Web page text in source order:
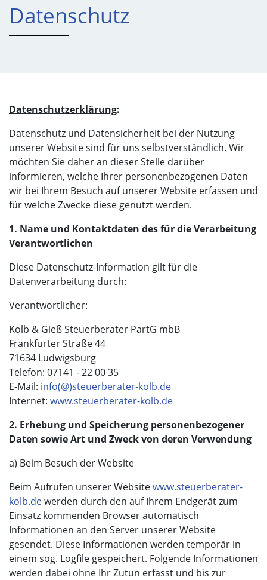
Datenschutz
Datenschutzerklärung:
Datenschutz und Datensicherheit bei der Nutzung
unserer Website sind für uns selbstverständlich. Wir
möchten Sie daher an dieser Stelle darüber
informieren, welche Ihrer personenbezogenen Daten
wir bei Ihrem Besuch auf unserer Website erfassen und
für welche Zwecke diese genutzt werden.
1. Name und Kontaktdaten des für die Verarbeitung
Verantwortlichen
Diese Datenschutz-Information gilt für die
Datenverarbeitung durch:
Verantwortlicher:
Kolb & Gieß Steuerberater PartG mbB
Frankfurter Straße 44
71634 Ludwigsburg
Telefon: 07141 - 22 00 35
E-Mail: info(@)steuerberater-kolb.de
Internet: www.steuerberater-kolb.de
2. Erhebung und Speicherung personenbezogener
Daten sowie Art und Zweck von deren Verwendung
a) Beim Besuch der Website
Beim Aufrufen unserer Websitewww.steuerberater-
kolb.dewerden durch den auf Ihrem Endgerät zum
Einsatz kommenden Browser automatisch
Informationen an den Server unserer Website
gesendet. Diese Informationen werden temporär in
einem sog. Logfile gespeichert. Folgende Informationen
werden dabei ohne Ihr Zutun erfasst und bis zur